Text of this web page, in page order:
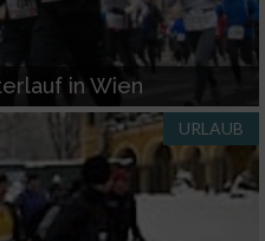
in Wien
URLAUB